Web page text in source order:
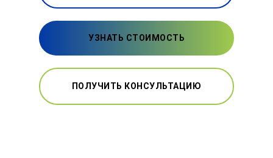
УЗНАТЬ СТОИМОСТЬ
ПОЛУЧИТЬ КОНСУЛЬТАЦИЮ